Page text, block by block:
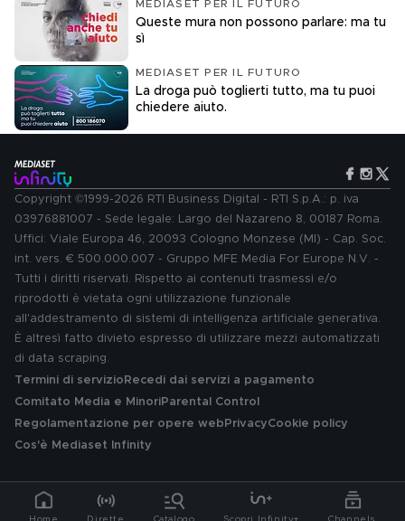
Home Dirette Catalogo Scopri Infinity+ Channels
MEDIASET PER IL FUTURO
Queste mura non possono parlare: ma tu
sì
MEDIASET PER IL FUTURO
La droga può toglierti tutto, ma tu puoi
chiedere aiuto.
Copyright ©1999-2026 RTI Business Digital - RTI S.p.A.: p. iva
03976881007 - Sede legale: Largo del Nazareno 8, 00187 Roma.
Uffici: Viale Europa 46, 20093 Cologno Monzese (MI) - Cap. Soc.
int. vers. € 500.000.007 - Gruppo MFE Media For Europe N.V. -
Tutti i diritti riservati. Rispetto ai contenuti trasmessi e/o
riprodotti è vietata ogni utilizzazione funzionale
all'addestramento di sistemi di intelligenza artificiale generativa.
È altresì fatto divieto espresso di utilizzare mezzi automatizzati
di data scraping.
Termini di servizio Recedi dai servizi a pagamento
Comitato Media e MinoriParental Control
Regolamentazione per opere web PrivacyCookie policy
Cos'è Mediaset Infinity